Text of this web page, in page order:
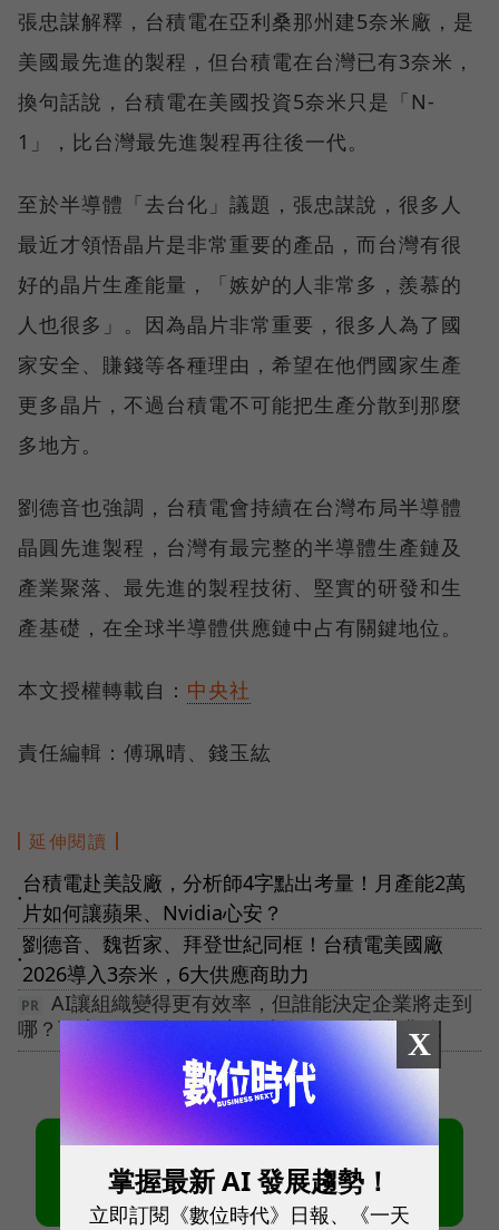
張忠謀解釋，台積電在亞利桑那州建5奈米廠，是
美國最先進的製程，但台積電在台灣已有3奈米，
換句話說，台積電在美國投資5奈米只是「N-
1」，比台灣最先進製程再往後一代。
至於半導體「去台化」議題，張忠謀說，很多人
最近才領悟晶片是非常重要的產品，而台灣有很
好的晶片生產能量，「嫉妒的人非常多，羨慕的
人也很多」。因為晶片非常重要，很多人為了國
家安全、賺錢等各種理由，希望在他們國家生產
更多晶片，不過台積電不可能把生產分散到那麼
多地方。
劉德音也強調，台積電會持續在台灣布局半導體
晶圓先進製程，台灣有最完整的半導體生產鏈及
產業聚落、最先進的製程技術、堅實的研發和生
產基礎，在全球半導體供應鏈中占有關鍵地位。
本文授權轉載自： 中央社
責任編輯：傅珮晴、錢玉紘
延伸閱讀
●
台積電赴美設廠，分析師4字點出考量！月產能2萬
片如何讓蘋果、Nvidia心安？
●
劉德音、魏哲家、拜登世紀同框！台積電美國廠
2026導入3奈米，6大供應商助力
AI讓組織變得更有效率，但誰能決定企業將走到
哪？百大MVP倒數徵件中！成為下一代產業典範
X
掌握最新 AI 發展趨勢！
立即訂閱《數位時代》日報、《一天